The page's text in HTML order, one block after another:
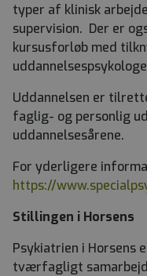
typer af klinisk
supervision. Der er
kursusforløb med
Uddannelsen er
faglig- og personlig
uddannelsesårene.
For yderligere
https://
Stillingen i Horsens
Psykiatrien i Horsens
tværfagligt